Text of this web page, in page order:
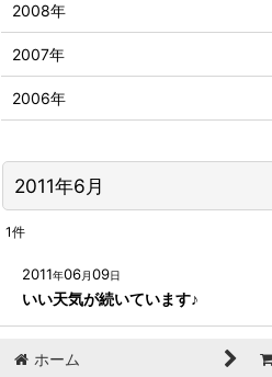
2011年6月
1件
2011年06月09日
いい天気が続いています♪
2008年
2007年
2006年
ホーム